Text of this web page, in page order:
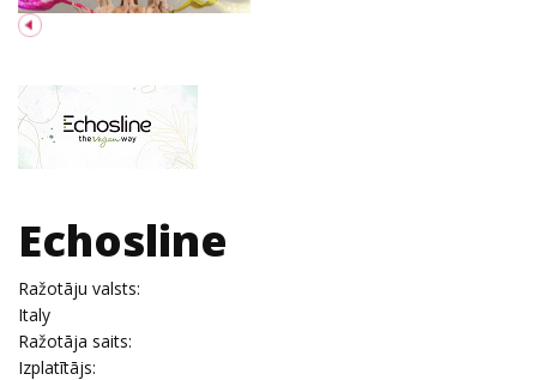
Echosline
Ražotāju valsts:
Italy
Ražotāja saits:
Izplatītājs: